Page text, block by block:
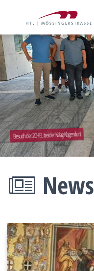
Besuch der 2CHEL bei der Kelag Klagenfurt
News